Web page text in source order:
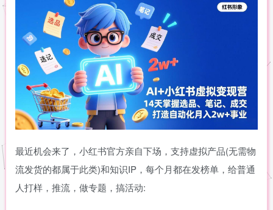
最近机会来了，小红书官方亲自下场，支持虚拟产品(无需物
流发货的都属于此类)和知识IP，每个月都在发榜单，给普通
人打样，推流，做专题，搞活动: